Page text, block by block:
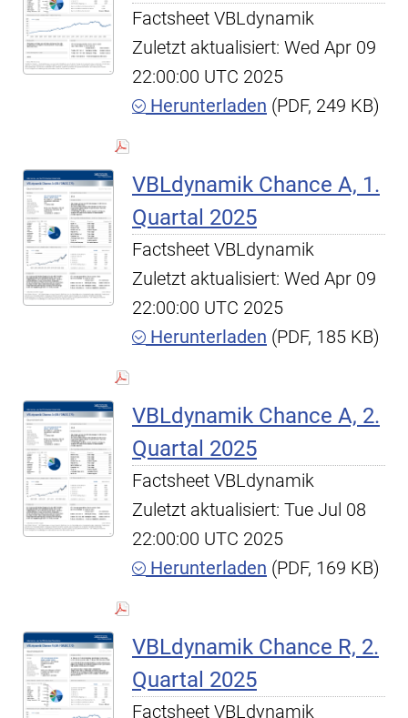
Factsheet VBLdynamik
Zuletzt aktualisiert: Wed Apr 09
22:00:00 UTC 2025
Herunterladen (PDF, 249 KB)
VBLdynamik Chance A, 1.
Quartal 2025
Factsheet VBLdynamik
Zuletzt aktualisiert: Wed Apr 09
22:00:00 UTC 2025
Herunterladen (PDF, 185 KB)
VBLdynamik Chance A, 2.
Quartal 2025
Factsheet VBLdynamik
Zuletzt aktualisiert: Tue Jul 08
22:00:00 UTC 2025
Herunterladen (PDF, 169 KB)
VBLdynamik Chance R, 2.
Quartal 2025
Factsheet VBLdynamik